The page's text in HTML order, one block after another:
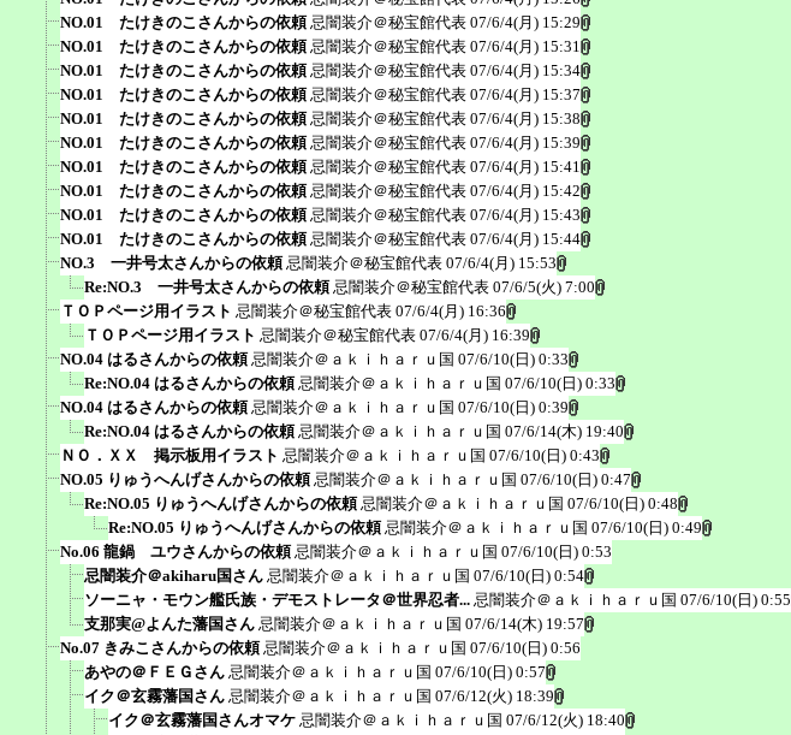
NO.01 たけきのこさんからの依頼 忌闇装介＠秘宝館代表 07/6/4(月) 15:29
NO.01 たけきのこさんからの依頼 忌闇装介＠秘宝館代表 07/6/4(月) 15:31
NO.01 たけきのこさんからの依頼 忌闇装介＠秘宝館代表 07/6/4(月) 15:34
NO.01 たけきのこさんからの依頼 忌闇装介＠秘宝館代表 07/6/4(月) 15:37
NO.01 たけきのこさんからの依頼 忌闇装介＠秘宝館代表 07/6/4(月) 15:38
NO.01 たけきのこさんからの依頼 忌闇装介＠秘宝館代表 07/6/4(月) 15:39
NO.01 たけきのこさんからの依頼 忌闇装介＠秘宝館代表 07/6/4(月) 15:41
NO.01 たけきのこさんからの依頼 忌闇装介＠秘宝館代表 07/6/4(月) 15:42
NO.01 たけきのこさんからの依頼 忌闇装介＠秘宝館代表 07/6/4(月) 15:43
NO.01 たけきのこさんからの依頼 忌闇装介＠秘宝館代表 07/6/4(月) 15:44
NO.3 一井号太さんからの依頼 忌闇装介＠秘宝館代表 07/6/4(月) 15:53
Re:NO.3 一井号太さんからの依頼 忌闇装介＠秘宝館代表 07/6/5(火) 7:00
ＴＯＰページ用イラスト 忌闇装介＠秘宝館代表 07/6/4(月) 16:36
ＴＯＰページ用イラスト 忌闇装介＠秘宝館代表 07/6/4(月) 16:39
NO.04 はるさんからの依頼 忌闇装介＠ａｋｉｈａｒｕ国 07/6/10(日) 0:33
Re:NO.04 はるさんからの依頼 忌闇装介＠ａｋｉｈａｒｕ国 07/6/10(日) 0:33
NO.04 はるさんからの依頼 忌闇装介＠ａｋｉｈａｒｕ国 07/6/10(日) 0:39
Re:NO.04 はるさんからの依頼 忌闇装介＠ａｋｉｈａｒｕ国 07/6/14(木) 19:40
ＮＯ．ＸＸ 掲示板用イラスト 忌闇装介＠ａｋｉｈａｒｕ国 07/6/10(日) 0:43
NO.05 りゅうへんげさんからの依頼 忌闇装介＠ａｋｉｈａｒｕ国 07/6/10(日) 0:47
Re:NO.05 りゅうへんげさんからの依頼 忌闇装介＠ａｋｉｈａｒｕ国 07/6/10(日) 0:48
Re:NO.05 りゅうへんげさんからの依頼 忌闇装介＠ａｋｉｈａｒｕ国 07/6/10(日) 0:49
No.06 龍鍋 ユウさんからの依頼 忌闇装介＠ａｋｉｈａｒｕ国 07/6/10(日) 0:53
忌闇装介＠akiharu国さん 忌闇装介＠ａｋｉｈａｒｕ国 07/6/10(日) 0:54
ソーニャ・モウン艦氏族・デモストレータ＠世界忍者... 忌闇装介＠ａｋｉｈａｒｕ国 07/6/10(日) 0:55
支那実@よんた藩国さん 忌闇装介＠ａｋｉｈａｒｕ国 07/6/14(木) 19:57
No.07 きみこさんからの依頼 忌闇装介＠ａｋｉｈａｒｕ国 07/6/10(日) 0:56
あやの＠ＦＥＧさん 忌闇装介＠ａｋｉｈａｒｕ国 07/6/10(日) 0:57
イク＠玄霧藩国さん 忌闇装介＠ａｋｉｈａｒｕ国 07/6/12(火) 18:39
イク＠玄霧藩国さんオマケ 忌闇装介＠ａｋｉｈａｒｕ国 07/6/12(火) 18:40